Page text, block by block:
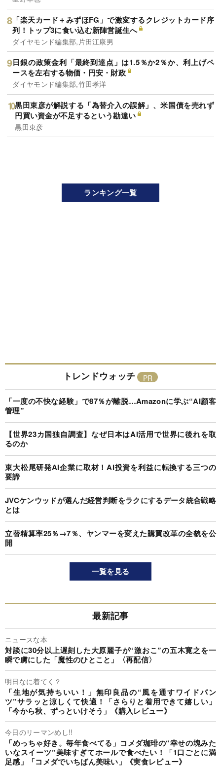
「楽天カード＋みずほFG」で激変するクレジットカード序
列！トップ3に食い込む新陣営誕生へ
ダイヤモンド編集部,片田江康男
日銀の政策金利「最終到達点」は1.5％か2％か、利上げペ
ースを左右する物価・円安・財政
ダイヤモンド編集部,竹田孝洋
黒田東彦が解説する「為替介入の誤解」、米国債を売れず
円買い資金が不足するという勘違い
黒田東彦
ランキング一覧
トレンドウォッチ
「一度の不快な経験」で87％が離脱…Amazonに学ぶ“AI顧客
管理”
【世界23カ国独自調査】なぜ日本はAI活用で世界に後れを取
るのか
東大松尾研発AI企業に取材！AI投資を利益に転換する三つの
要諦
JVCケンウッドが選んだ経営判断をラクにするデータ統合戦略
とは
立替精算率25％→7％、ヤンマーを変えた購買改革の全貌を公
開
一覧を見る
最新記事
ニュースな本
対談に30分以上遅刻した大原麗子が“激おこ”の五木寛之を一
瞬で虜にした「魔性のひとこと」〈再配信〉
明日なに着てく？
「生地が気持ちいい！」無印良品の“風を通すワイドパン
ツ”サラッと涼しくて快適！「さらりと着用できて嬉しい」
「今から秋、ずっといけそう」《購入レビュー》
今日のリーマンめし!!
「めっちゃ好き。毎年食べてる」コメダ珈琲の“幸せの塊みた
いなスイーツ”美味すぎてホールで食べたい！「1口ごとに満
足感」「コメダでいちばん美味い」《実食レビュー》